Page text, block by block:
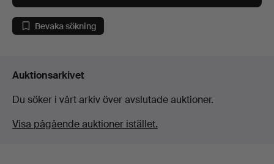
Bevaka sökning
Auktionsarkivet
Du söker i vårt arkiv över avslutade auktioner.
Visa pågående auktioner istället.